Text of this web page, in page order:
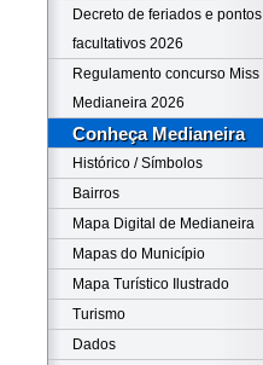
Decreto de feriados e pontos
facultativos 2026
Regulamento concurso Miss
Medianeira 2026
Conheça Medianeira
Histórico / Símbolos
Bairros
Mapa Digital de Medianeira
Mapas do Município
Mapa Turístico Ilustrado
Turismo
Dados